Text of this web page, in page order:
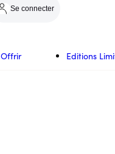
Se connecter
Offrir Editions